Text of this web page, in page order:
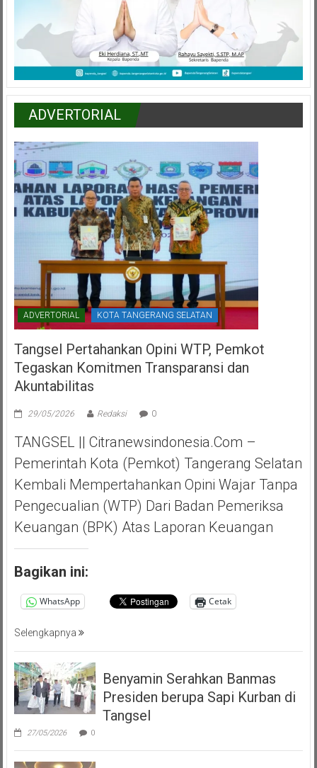
ADVERTORIAL
ADVERTORIAL KOTA TANGERANG SELATAN
Tangsel Pertahankan Opini WTP, Pemkot
Tegaskan Komitmen Transparansi dan
Akuntabilitas
29/05/2026 Redaksi 0
TANGSEL || Citranewsindonesia.com –
Pemerintah Kota (Pemkot) Tangerang Selatan
Kembali Mempertahankan Opini Wajar Tanpa
Pengecualian (WTP) Dari Badan Pemeriksa
Keuangan (BPK) Atas Laporan Keuangan
Bagikan ini:
WhatsApp Cetak
Selengkapnya
Benyamin Serahkan Banmas
Presiden berupa Sapi Kurban di
Tangsel
27/05/2026 0